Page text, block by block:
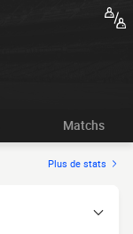
Matchs
Plus de stats